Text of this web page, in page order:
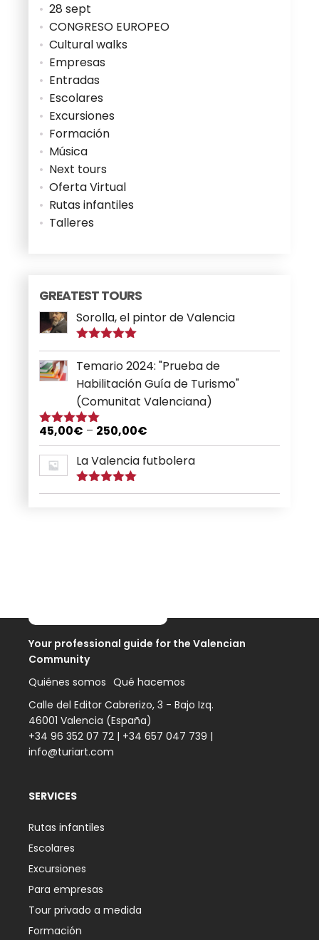
28 sept
CONGRESO EUROPEO
Cultural walks
Empresas
Entradas
Escolares
Excursiones
Formación
Música
Next tours
Oferta Virtual
Rutas infantiles
Talleres
GREATEST TOURS
Sorolla, el pintor de Valencia
Puntuado
con5.00de
5
Temario 2024: "Prueba de
Habilitación Guía de Turismo"
(Comunitat Valenciana)
Puntuado
con5.00de
5
45,00€ – 250,00€
La Valencia futbolera
Puntuado
Your professional guide for the Valencian
Community
Quiénes somos Qué hacemos
Calle del Editor Cabrerizo, 3 - Bajo Izq.
46001 Valencia (España)
+34 96 352 07 72 | +34 657 047 739 |
info@turiart.com
SERVICES
Rutas infantiles
Escolares
Excursiones
Para empresas
Tour privado a medida
Formación